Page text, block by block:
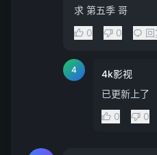
求 第五季 哥
0
0
4 4k影视
已更新上了
0
0